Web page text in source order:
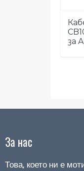
за
За нас
Това, което ни е